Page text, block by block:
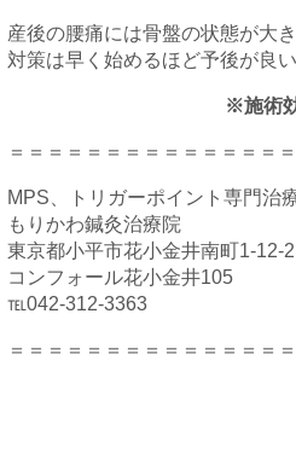
産後の腰痛には骨盤の状態が大
対策は早く始めるほど予後が良い
※施術
＝＝＝＝＝＝＝＝＝＝＝＝＝＝
MPS、トリガーポイント専門治
もりかわ鍼灸治療院
東京都小平市花小金井南町1-12-2
コンフォール花小金井105
℡042-312-3363
＝＝＝＝＝＝＝＝＝＝＝＝＝＝